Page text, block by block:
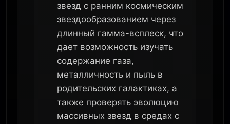
звезд с ранним космическим
звездообразованием через
длинный гамма-всплеск, что
дает возможность изучать
содержание газа,
металличность и пыль в
родительских галактиках, а
также проверять эволюцию
массивных звезд в средах с